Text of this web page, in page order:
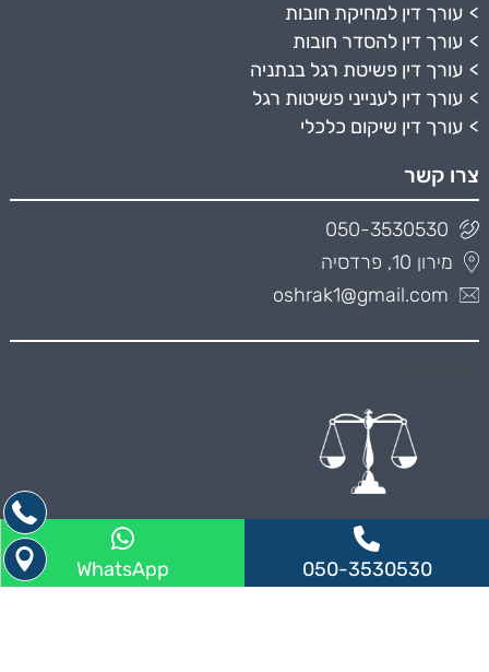
עורך דין למחיקת חובות
עורך דין להסדר חובות
עורך דין פשיטת רגל בנתניה
עורך דין לענייני פשיטות רגל
עורך דין שיקום כלכלי
צרו קשר
050-3530530
מירון 10, פרדסיה
oshrak1@gmail.com
050-3530530
WhatsApp